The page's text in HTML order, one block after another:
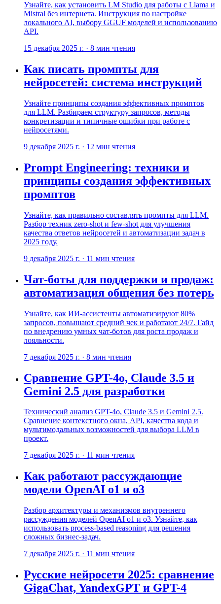
Узнайте, как установить LM Studio для работы с Llama и
Mistral без интернета. Инструкция по настройке
локального AI, выбору GGUF моделей и использованию
API.
15 декабря 2025 г. · 8 мин чтения
Как писать промпты для
нейросетей: система инструкций
Узнайте принципы создания эффективных промптов
для LLM. Разбираем структуру запросов, методы
конкретизации и типичные ошибки при работе с
нейросетями.
9 декабря 2025 г. · 12 мин чтения
Prompt Engineering: техники и
принципы создания эффективных
промптов
Узнайте, как правильно составлять промпты для LLM.
Разбор техник zero-shot и few-shot для улучшения
качества ответов нейросетей и автоматизации задач в
2025 году.
9 декабря 2025 г. · 11 мин чтения
Чат-боты для поддержки и продаж:
автоматизация общения без потерь
Узнайте, как ИИ-ассистенты автоматизируют 80%
запросов, повышают средний чек и работают 24/7. Гайд
по внедрению умных чат-ботов для роста продаж и
лояльности.
7 декабря 2025 г. · 8 мин чтения
Сравнение GPT-4o, Claude 3.5 и
Gemini 2.5 для разработки
Технический анализ GPT-4o, Claude 3.5 и Gemini 2.5.
Сравнение контекстного окна, API, качества кода и
мультимодальных возможностей для выбора LLM в
проект.
7 декабря 2025 г. · 11 мин чтения
Как работают рассуждающие
модели OpenAI o1 и o3
Разбор архитектуры и механизмов внутреннего
рассуждения моделей OpenAI o1 и o3. Узнайте, как
использовать process-based reasoning для решения
сложных бизнес-задач.
7 декабря 2025 г. · 11 мин чтения
Русские нейросети 2025: сравнение
GigaChat, YandexGPT и GPT-4